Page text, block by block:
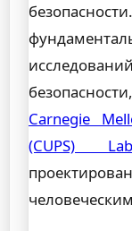
Carnegie
(CUPS) Lab